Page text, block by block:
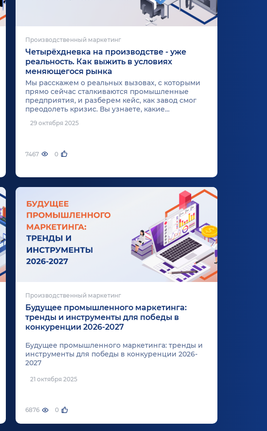
Производственный маркетинг
Четырёхдневка на производстве - уже
реальность. Как выжить в условиях
меняющегося рынка
Мы расскажем о реальных вызовах, с которыми
прямо сейчас сталкиваются промышленные
предприятия, и разберем кейс, как завод смог
преодолеть кризис. Вы узнаете, какие
конкретные шаги помогут перезагрузить ваш
бизнес-подход и превратить угрозы в
29 октября 2025
7467 0
Производственный маркетинг
Будущее промышленного маркетинга:
тренды и инструменты для победы в
конкуренции 2026-2027
Будущее промышленного маркетинга: тренды и
инструменты для победы в конкуренции 2026-
2027
Будущее промышленного маркетинга: тренды и
21 октября 2025
6876 0